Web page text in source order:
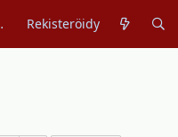
Rekisteröidy